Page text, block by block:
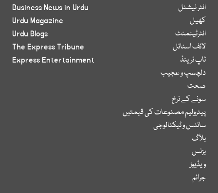
انٹر نیشنل
کھیل
انٹرٹینمنٹ
لائف اسٹائل
ٹاپ ٹرینڈ
دلچسپ و عجیب
صحت
سونے کے نرخ
پیٹرولیم مصنوعات کی قیمتیں
سائنس و ٹیکنالوجی
بلاگ
بزنس
ویڈیوز
جرائم
Business News in Urdu
Urdu Magazine
Urdu Blogs
The Express Tribune
Express Entertainment